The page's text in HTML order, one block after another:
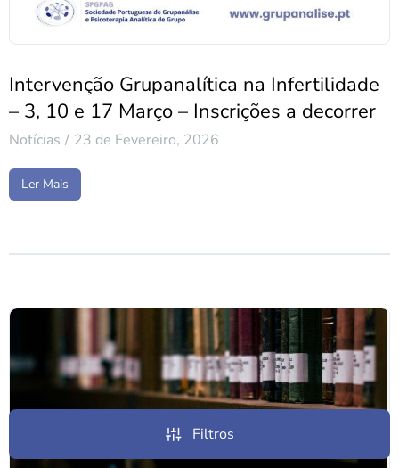
Intervenção Grupanalítica na Infertilidade
– 3, 10 e 17 Março – Inscrições a decorrer
Notícias 23 de Fevereiro, 2026
Ler Mais
Filtros